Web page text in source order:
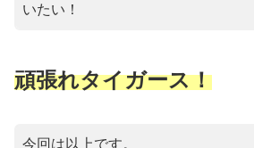
いたい！
頑張れタイガース！
今回は以上です。